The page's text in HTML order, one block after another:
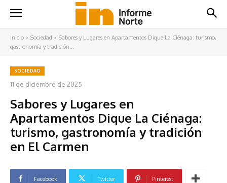
Inicio Sociedad
Sabores y Lugares en Apartamentos Dique La Ciénaga: turismo,
gastronomía y tradición...
SOCIEDAD
11 de diciembre de 2025
Sabores y Lugares en
Apartamentos Dique La Ciénaga:
turismo, gastronomía y tradición
en El Carmen
Facebook Twitter Pinterest